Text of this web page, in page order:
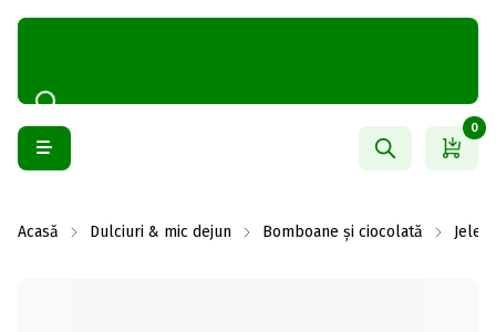
0
Acasă Dulciuri & mic dejun Bomboane și ciocolată